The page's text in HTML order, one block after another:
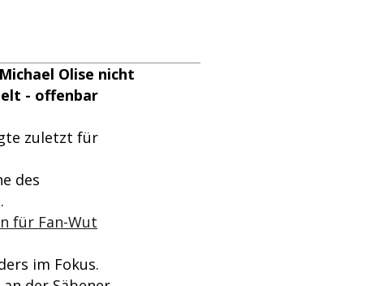
Olise nicht
- offenbar
zuletzt für
des
für Fan-Wut
im Fokus.